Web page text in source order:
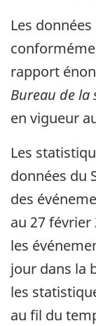
Les
rapport
Bureau de la
en vigueur
Les
données du
des
au 27 février
les
jour dans la
les
au fil du